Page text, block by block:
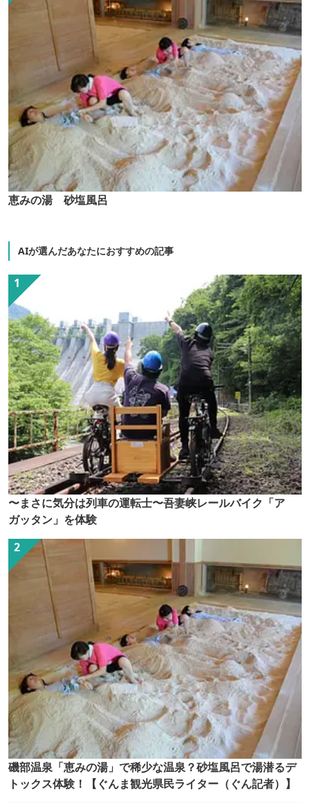
恵みの湯 砂塩風呂
AIが選んだあなたにおすすめの記事
〜まさに気分は列車の運転士〜吾妻峡レールバイク「ア
ガッタン」を体験
磯部温泉「恵みの湯」で稀少な温泉？砂塩風呂で湯潜るデ
トックス体験！【ぐんま観光県民ライター（ぐん記者）】